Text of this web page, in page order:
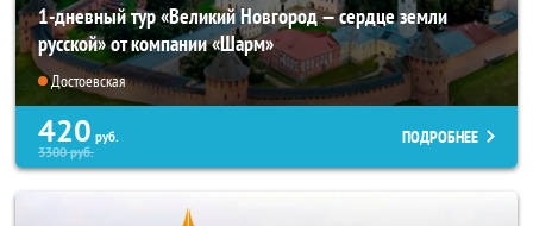
1-дневный тур «Великий Новгород — сердце земли
русской» от компании «Шарм»
Достоевская
420 руб.
3300руб.
ПОДРОБНЕЕ